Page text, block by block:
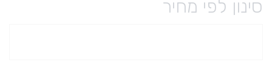
סינון לפי מחיר